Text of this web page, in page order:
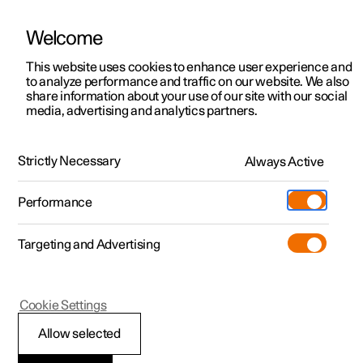
Polestar 2
Polestar 3
Polestar 4
Pre-owned
Shop
Meer
Testrit
Aanbiedingen voor
Testrit
Aanbiedingen voor
Polestar 4 coupé
Ontdek Polestar 4
Testrit
Bekijk onze stockwagens
Aanbiedingen voor
Ontdek Polestar 5
Over pre-owned
Pre-owned aanbiedingen
Aanbiedingen voor particulieren
Aanbiedingen voor
professionelen
Bekijk onze stockwagens
Configureer
Pre-owned
Testrit
Additionals
(Opent in een nieuw venster)
Experiences
Ontmoet ons
Servicepunten
Opladen
Support
HandleidingVideogalerijSoftware-updates
Navigatie
Google Maps updaten
Welcome
This website uses cookies to enhance user experience and
to analyze performance and traffic on our website. We also
share information about your use of our site with our social
media, advertising and analytics partners.
Strictly Necessary Always Active
Performance
Targeting and Advertising
Allow selected
Cookie Settings